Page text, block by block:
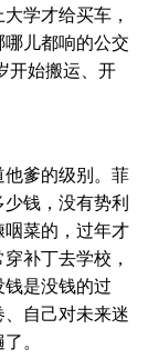
学才给买车，
儿都响的公交
开始搬运、开
爹的级别。菲
钱，没有势利
菜的，过年才
补丁去学校，
是没钱的过
自己对未来迷
。